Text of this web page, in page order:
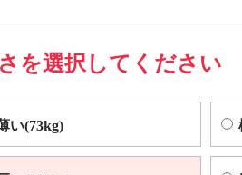
を選択してください
い(73kg)